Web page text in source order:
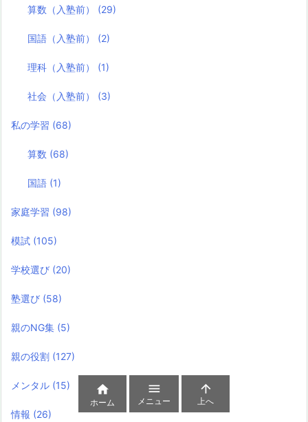
算数（入塾前） (29)
国語（入塾前） (2)
理科（入塾前） (1)
社会（入塾前） (3)
私の学習 (68)
算数 (68)
国語 (1)
家庭学習 (98)
模試 (105)
学校選び (20)
塾選び (58)
親のNG集 (5)
親の役割 (127)
メンタル (15)
情報 (26)

ホーム

メニュー

上へ